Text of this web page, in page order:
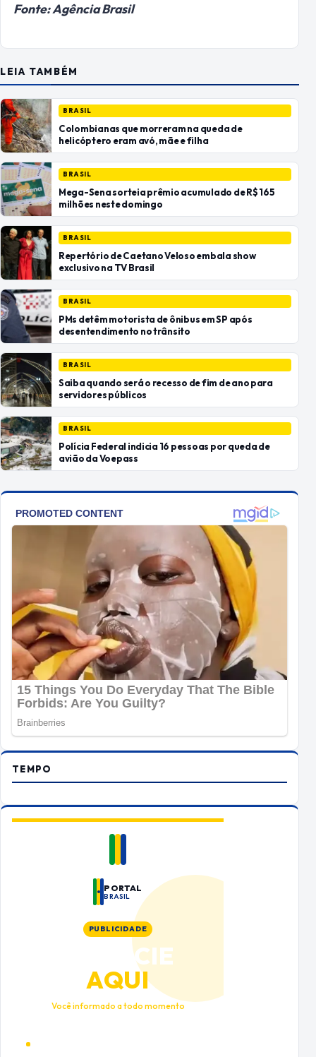
Fonte: Agência Brasil
LEIA TAMBÉM
BRASIL
Colombianas que morreram na queda de
helicóptero eram avó, mãe e filha
BRASIL
Mega-Sena sorteia prêmio acumulado de R$ 165
milhões neste domingo
BRASIL
Repertório de Caetano Veloso embala show
exclusivo na TV Brasil
BRASIL
PMs detêm motorista de ônibus em SP após
desentendimento no trânsito
BRASIL
Saiba quando será o recesso de fim de ano para
servidores públicos
BRASIL
Polícia Federal indicia 16 pessoas por queda de
avião da Voepass
TEMPO
PORTAL
BRASIL
PUBLICIDADE
ANUNCIE
AQUI
Você informado a todo momento